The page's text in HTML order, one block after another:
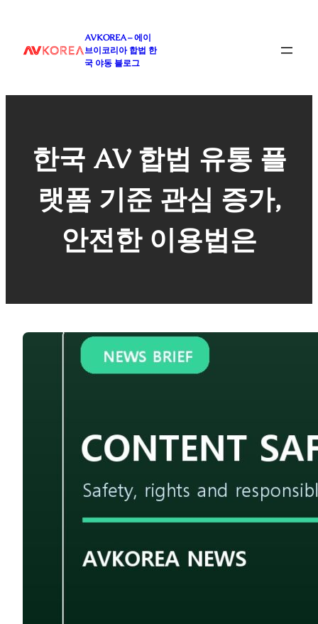
로
AVKOREA – 에이
브이코리아 합법 한
국 야동 블로그
한국 AV 합법 유통 플
랫폼 기준 관심 증가,
안전한 이용법은